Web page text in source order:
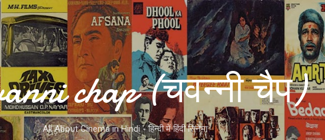
Skip to main content
chap (चवन्नी चैप)
All About Cinema in Hindi - हिन्दी में हिंदी सिनेमा